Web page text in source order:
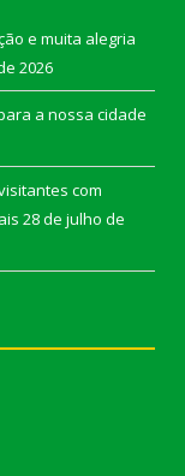
e muita alegria
2026
a nossa cidade
com
28 de julho de